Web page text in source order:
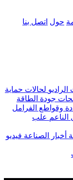
حول اتصل بنا
لحالات حماية
جودة الطاقة
وقواطع الفرامل
علب
أخبار الصناعة فيديو